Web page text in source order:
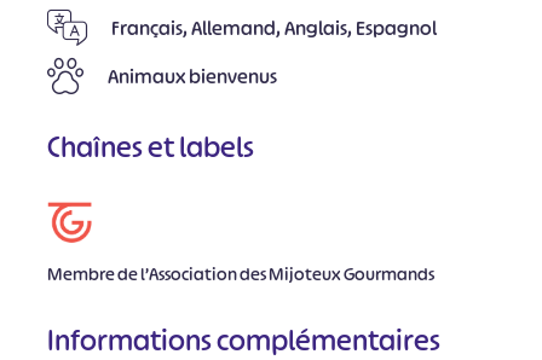
Français, Allemand, Anglais, Espagnol
Animaux bienvenus
Chaînes et labels
Membre de l’Association des Mijoteux Gourmands
Informations complémentaires